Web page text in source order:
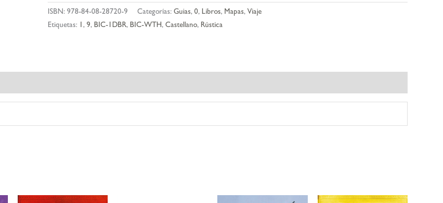
cerca
5
ISBN: 978-84-08-28720-9 Categorías: Guias, 0, Libros, Mapas, Viaje
Etiquetas: 1 , 9, BIC-1DBR, BIC-WTH, Castellano, Rústica